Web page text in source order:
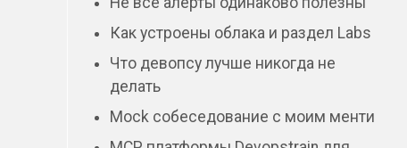
Как устроены облака и раздел Labs
Что девопсу лучше никогда не
делать
Mock собеседование с моим менти